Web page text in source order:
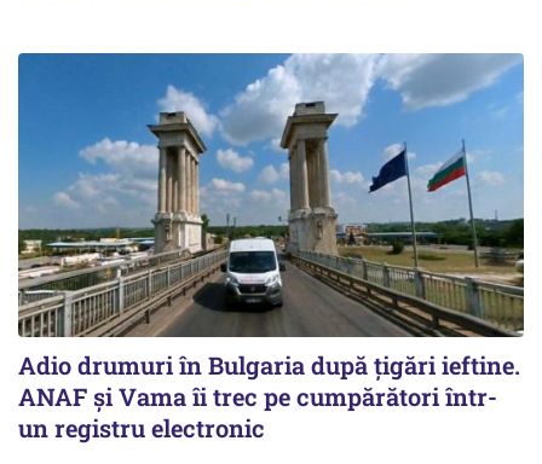
Adio drumuri în Bulgaria după țigări ieftine.
ANAF și Vama îi trec pe cumpărători într-
un registru electronic